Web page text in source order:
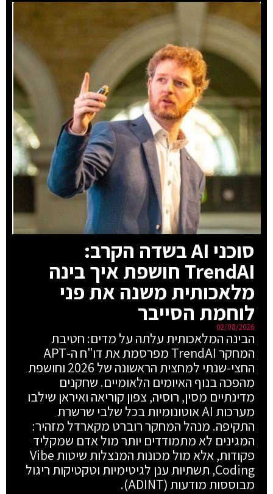
סוכני AI בשדה הקרב:
TrendAI חושפת איך בינה
מלאכותית משנה את פני
לוחמת הסייבר
02/08/2026
הבינה המלאכותית עלתה על מדים: חטיבת
המחקר TrendAI מפרסמת את דו"ח ה-APT
החצי-שנתי למחצית הראשונה של 2026 וחושפת
מהפכה בנוף האיומים הלאומיים. שחקנים
מדינתיים מסין, רוסיה, צפון קוריאה ואיראן שילבו
מערכות AI אוטונומיות בכל שלבי שרשרת
התקיפה. מנהל המחקר רוברט מקארדל מזהיר:
המגינים לא מתמודדים יותר מול אדם שמקליד
פקודות, אלא מול מכונות המנצלות שיטות Vibe
Coding, תשתיות ענן לגיטימיות וטקטיקות ריגול
מבוססות מודעות (ADINT).